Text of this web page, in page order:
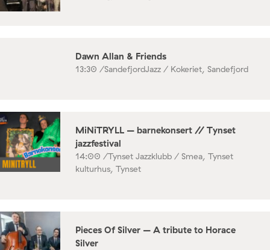
Dawn Allan & Friends
13:30 /SandefjordJazz / Kokeriet, Sandefjord
MiNiTRYLL – barnekonsert // Tynset
jazzfestival
14:00 /Tynset Jazzklubb / Smea, Tynset
kulturhus, Tynset
Pieces Of Silver – A tribute to Horace
Silver